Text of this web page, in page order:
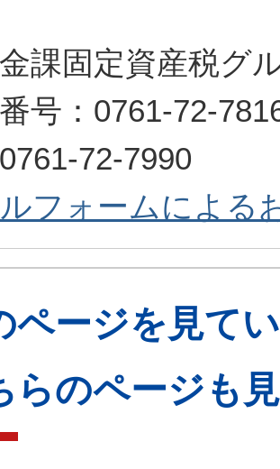
課固定資産税グ
号：0761-72-
72-7990
フォームによる
ページを見て
らのページも